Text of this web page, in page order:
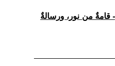
قامةٌ من نور، ورسالةٌ